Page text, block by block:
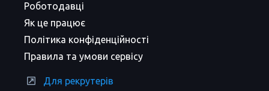
Роботодавці
Як це працює
Політика конфіденційності
Правила та умови сервісу
Для рекрутерів